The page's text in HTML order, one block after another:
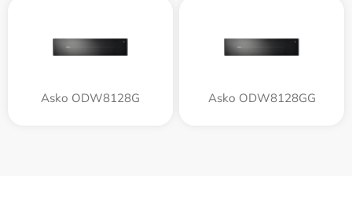
Asko ODW8128G Asko ODW8128GG